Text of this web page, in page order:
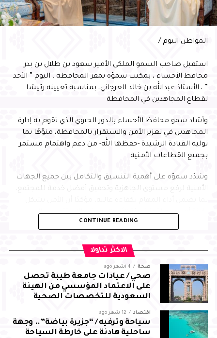
وفي ختام الحفل، سلّم سمو محافظ الأحساء شهادة السفير
الملا
المواطن اليوم /
استقبل صاحب السمو الملكي الأمير سعود بن طلال بن بدر
محافظ الأحساء ، بمكتب سموّه بمقر المحافظة ، اليوم ” الأحد
” ، الأستاذ عبدالله بن خالد العرجاني، بمناسبة تعيينه رئيسًا
لقطاع المجاهدين في المحافظة
وأشاد سمو محافظ الأحساء بالدور الحيوي الذي تقوم به إدارة
المجاهدين في تعزيز الأمن والاستقرار بالمحافظة، منوّهًا بما
توليه القيادة الرشيدة -حفظها الله- من دعم واهتمام مستمر
بجميع القطاعات الأمنية
وشدّد سموّه على أهمية التنسيق والتكامل بين جميع الجهات
الأمنية لرفع مستوى الجاهزية وتحقيق أفضل خدمة للمجتمع،
ركيزة أساسية لتعزيز بيئة الأعمال وجذب الاستثمارات إلى
المحافظة، بما يسهم في التنمية المستدامة
من جانبه، أعرب العرجاني عن شكره لسمو محافظ الأحساء على
توجيهاته واهتمامه ودعمه المستمر، مؤكدًا مضاعفة الجهود
والالتزام بالمسؤوليات المنوطة به لضمان تحقيق أفضل النتائج
لقطاع المجاهدين بالمحافظة
CONTINUE READING
الاكثر تداولا
صحة 4 أشهر ago
صحي / عيادات جامعة طيبة تحصل
على الاعتماد المؤسسي من الهيئة
السعودية للتخصصات الصحية
اقتصاد 12 شهر ago
سياحة وترفيه / “جزيرة بياضة”.. وجهة
ساحلية هادئة على خارطة السياحة